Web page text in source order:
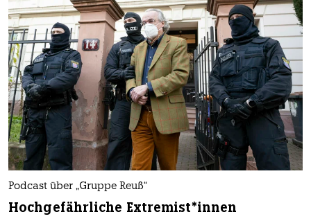
Podcast über „Gruppe Reuß“
Hochgefährliche Ex­tre­mis­t*in­nen